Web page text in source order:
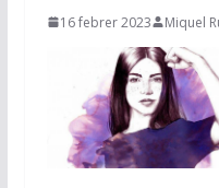
16 febrer 2023 Miquel